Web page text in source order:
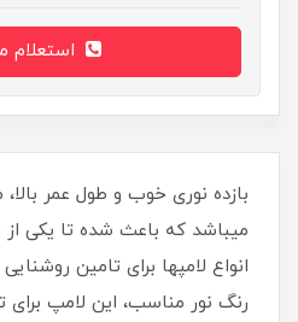
بازده نوری خوب و طول عمر
میباشد که باعث شده تا یکی
انواع لامپها برای تامین
رنگ نور مناسب، این لامپ برای